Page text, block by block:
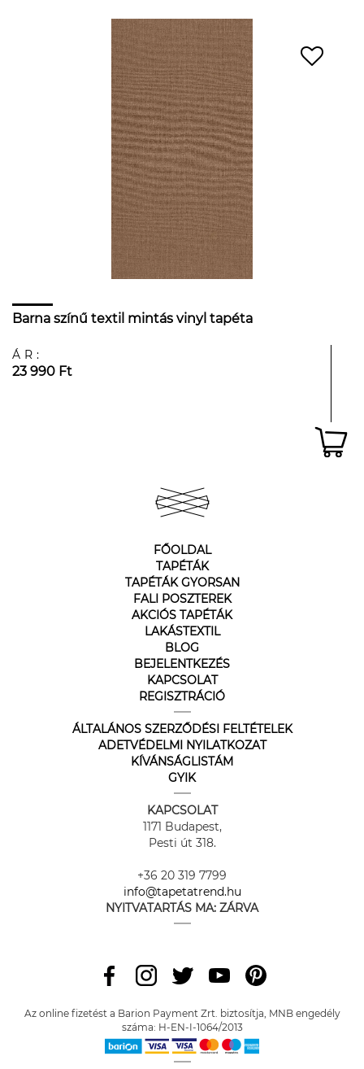
Barna színű textil mintás vinyl tapéta
ÁR:
23 990 Ft
FŐOLDAL
TAPÉTÁK
TAPÉTÁK GYORSAN
FALI POSZTEREK
AKCIÓS TAPÉTÁK
LAKÁSTEXTIL
BLOG
BEJELENTKEZÉS
KAPCSOLAT
REGISZTRÁCIÓ
ÁLTALÁNOS SZERZŐDÉSI FELTÉTELEK
ADETVÉDELMI NYILATKOZAT
KÍVÁNSÁGLISTÁM
GYIK
KAPCSOLAT
1171 Budapest,
Pesti út 318.
+36 20 319 7799
info@tapetatrend.hu
NYITVATARTÁS MA: ZÁRVA
Az online fizetést a Barion Payment Zrt. biztosítja, MNB engedély
száma: H-EN-I-1064/2013